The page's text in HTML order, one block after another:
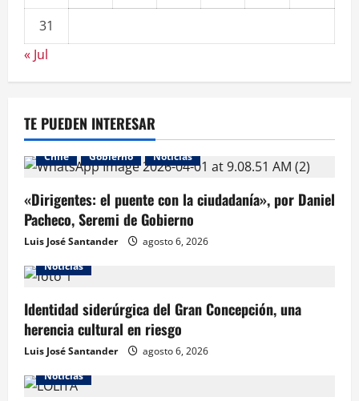
31
« Jul
TE PUEDEN INTERESAR
Chile Gobierno Noticias
«Dirigentes: el puente con la ciudadanía», por Daniel
Pacheco, Seremi de Gobierno
Luis José Santander
agosto 6, 2026
Noticias
Identidad siderúrgica del Gran Concepción, una
herencia cultural en riesgo
Luis José Santander
agosto 6, 2026
Noticias